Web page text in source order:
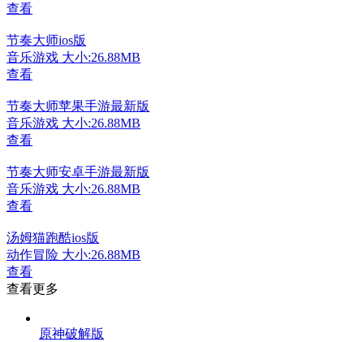
查看
节奏大师ios版
音乐游戏 大小:26.88MB
查看
节奏大师苹果手游最新版
音乐游戏 大小:26.88MB
查看
节奏大师安卓手游最新版
音乐游戏 大小:26.88MB
查看
汤姆猫跑酷ios版
动作冒险 大小:26.88MB
查看
查看更多
原神破解版